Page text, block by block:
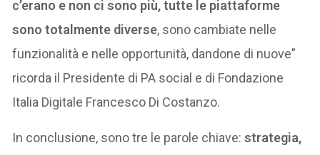
c’erano e non ci sono più, tutte le piattaforme
sono totalmente diverse, sono cambiate nelle
funzionalità e nelle opportunità, dandone di nuove”
ricorda il Presidente di PA social e di Fondazione
Italia Digitale Francesco Di Costanzo.
In conclusione, sono tre le parole chiave:strategia,